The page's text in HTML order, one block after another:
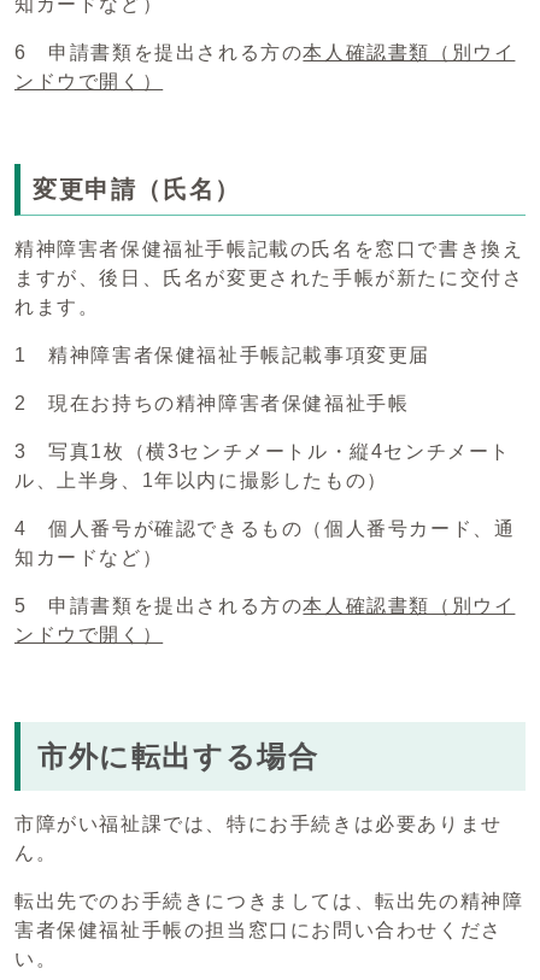
知カードなど）
6 申請書類を提出される方の本人確認書類
（別ウイ
ンドウで開く）
変更申請（氏名）
精神障害者保健福祉手帳記載の氏名を窓口で書き換え
ますが、後日、氏名が変更された手帳が新たに交付さ
れます。
1 精神障害者保健福祉手帳記載事項変更届
2 現在お持ちの精神障害者保健福祉手帳
3 写真1枚（横3センチメートル・縦4センチメート
ル、上半身、1年以内に撮影したもの）
4 個人番号が確認できるもの（個人番号カード、通
知カードなど）
5 申請書類を提出される方の本人確認書類
（別ウイ
ンドウで開く）
市外に転出する場合
市障がい福祉課では、特にお手続きは必要ありませ
ん。
転出先でのお手続きにつきましては、転出先の精神障
害者保健福祉手帳の担当窓口にお問い合わせくださ
い。